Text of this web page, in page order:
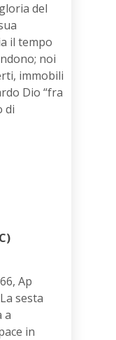
del
il tempo
noi
immobili
Dio “fra
di
Ap
sesta
a
in